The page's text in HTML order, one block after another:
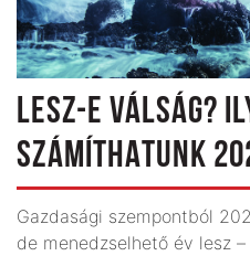
LESZ-E VÁLSÁG?
SZÁMÍTHATUNK
Gazdasági szempontból
de menedzselhető év lesz